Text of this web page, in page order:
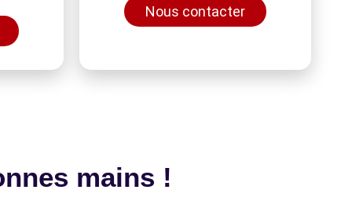
Nous contacter
mains !